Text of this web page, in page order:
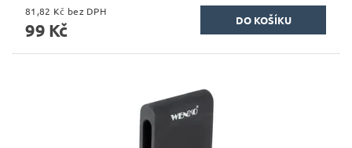
81,82 Kč bez DPH
99 Kč